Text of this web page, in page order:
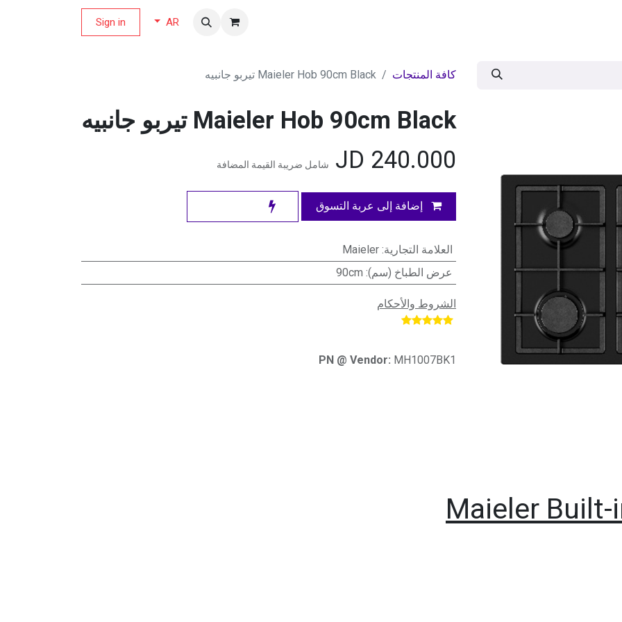
AR
Sign in
كافة المنتجات Maieler Hob 90cm Black تيربو جانبيه
Maieler Hob 90cm Black تيربو جانبيه
240.000
شامل ضريبة القيمة المضافة
إضافة إلى عربة التسوق
العلامة التجارية:
Maieler
عرض الطباخ (سم):
90cm
الشروط والأحكام
PN @ Vendor: MH1007BK1
Maieler